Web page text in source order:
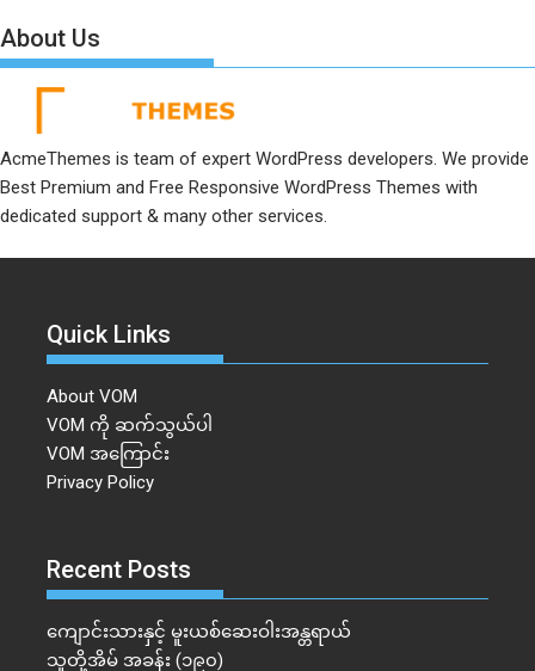
About Us
AcmeThemes is team of expert WordPress developers. We provide
Best Premium and Free Responsive WordPress Themes with
dedicated support & many other services.
Quick Links
About VOM
VOM ကို ဆက်သွယ်ပါ
VOM အကြောင်း
Privacy Policy
Recent Posts
ကျောင်းသားနှင့် မူးယစ်ဆေးဝါးအန္တရာယ်
သူတို့အိမ် အခန်း (၁၉၀)